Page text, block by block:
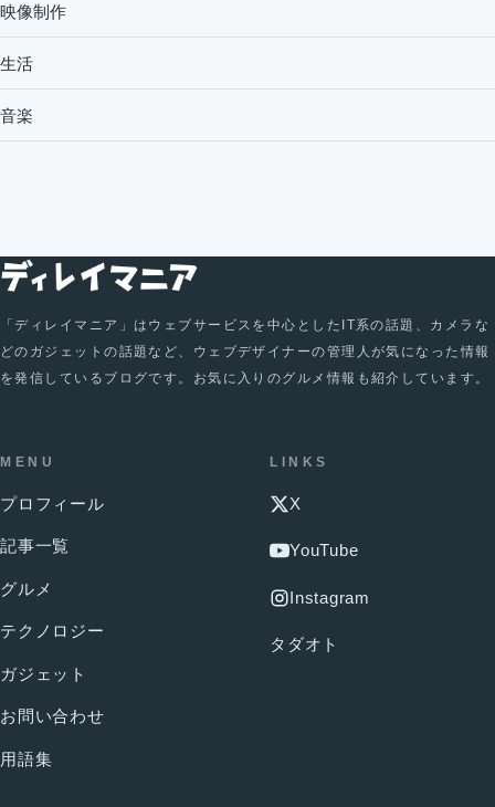
映像制作
生活
音楽
「ディレイマニア」はウェブサービスを中心としたIT系の話題、カメラな
どのガジェットの話題など、ウェブデザイナーの管理人が気になった情報
を発信しているブログです。お気に入りのグルメ情報も紹介しています。
MENU
プロフィール
記事一覧
グルメ
テクノロジー
ガジェット
お問い合わせ
用語集
LINKS
X
YouTube
Instagram
タダオト